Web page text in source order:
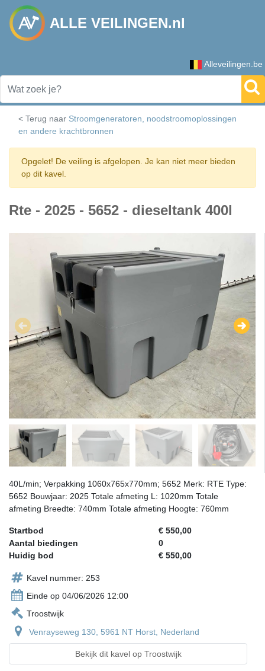
ALLE VEILINGEN.nl
Alleveilingen.be
< Terug naar Stroomgeneratoren, noodstroomoplossingen
en andere krachtbronnen
Opgelet! De veiling is afgelopen. Je kan niet meer bieden
op dit kavel.
Rte - 2025 - 5652 - dieseltank 400l
40L/min; Verpakking 1060x765x770mm; 5652 Merk: RTE Type:
5652 Bouwjaar: 2025 Totale afmeting L: 1020mm Totale
afmeting Breedte: 740mm Totale afmeting Hoogte: 760mm
Startbod
€ 550,00
Aantal biedingen
0
Huidig bod
€ 550,00
Kavel nummer: 253
Einde op 04/06/2026 12:00
Troostwijk
Venrayseweg 130, 5961 NT Horst, Nederland
Bekijk dit kavel op Troostwijk